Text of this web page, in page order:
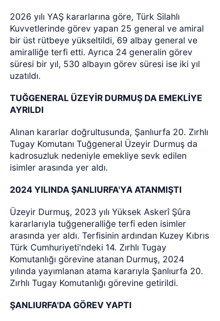
2026 yılı YAŞ kararlarına göre, Türk Silahlı
Kuvvetlerinde görev yapan 25 general ve amiral
bir üst rütbeye yükseltildi, 69 albay general ve
amiralliğe terfi etti. Ayrıca 24 generalin görev
süresi bir yıl, 530 albayın görev süresi ise iki yıl
uzatıldı.
TUĞGENERAL ÜZEYİR DURMUŞ DA EMEKLİYE
AYRILDI
Alınan kararlar doğrultusunda, Şanlıurfa 20. Zırhlı
Tugay Komutanı Tuğgeneral Üzeyir Durmuş da
kadrosuzluk nedeniyle emekliye sevk edilen
isimler arasında yer aldı.
2024 YILINDA ŞANLIURFA'YA ATANMIŞTI
Üzeyir Durmuş, 2023 yılı Yüksek Askerî Şûra
kararlarıyla tuğgeneralliğe terfi eden isimler
arasında yer aldı. Terfisinin ardından Kuzey Kıbrıs
Türk Cumhuriyeti'ndeki 14. Zırhlı Tugay
Komutanlığı görevine atanan Durmuş, 2024
yılında yayımlanan atama kararıyla Şanlıurfa 20.
Zırhlı Tugay Komutanlığı görevine getirildi.
ŞANLIURFA'DA GÖREV YAPTI